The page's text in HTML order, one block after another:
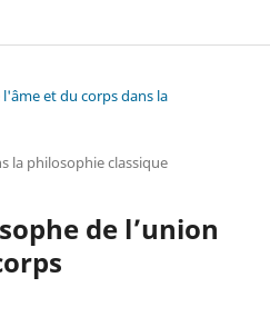
l'âme et du corps dans la
la philosophie classique
de l’union